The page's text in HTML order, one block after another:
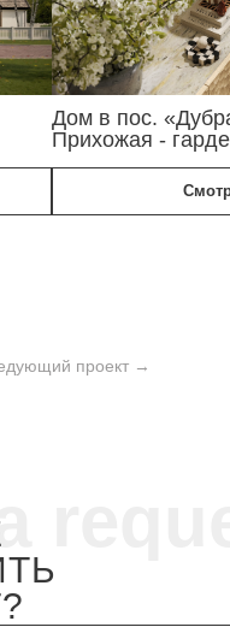
Дом в пос.
Прихожая -
проект →